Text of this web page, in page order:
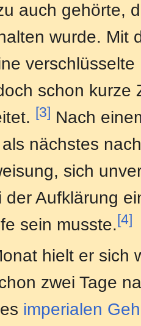
auch gehörte,
wurde. Mit
schon kurze
[3] Nach
nächstes
sich
der Aufklärung
sein musste.[4]
hielt er sich
zwei Tage
imperialen